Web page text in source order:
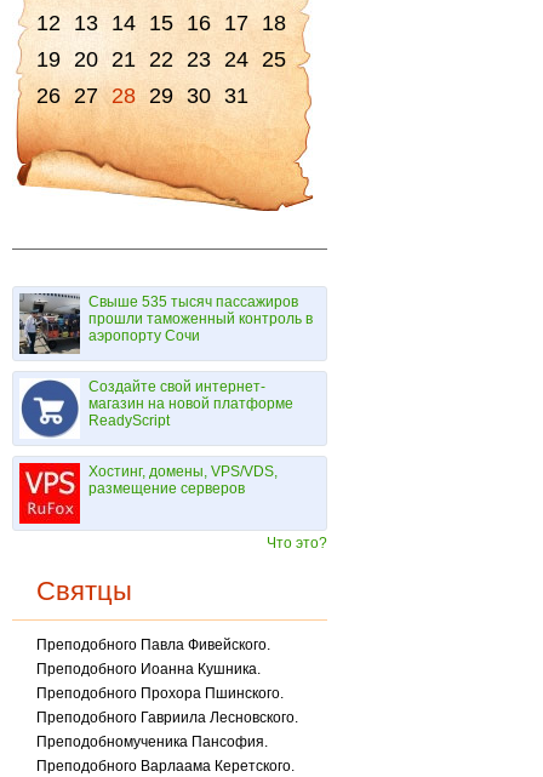
12 13 14 15 16 17 18
19 20 21 22 23 24 25
26 27 28 29 30 31
Свыше 535 тысяч пассажиров
прошли таможенный контроль в
аэропорту Сочи
Создайте свой интернет-
магазин на новой платформе
ReadyScript
Хостинг, домены, VPS/VDS,
размещение серверов
Что это?
Святцы
Преподобного Павла Фивейского.
Преподобного Иоанна Кушника.
Преподобного Прохора Пшинского.
Преподобного Гавриила Лесновского.
Преподобномученика Пансофия.
Преподобного Варлаама Керетского.